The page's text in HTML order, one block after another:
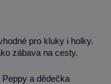
pro kluky i holky.
zábava na cesty.
a dědečka